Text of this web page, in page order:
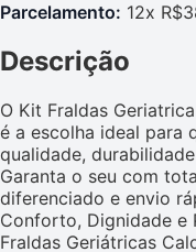
Parcelamento: 12x
Descrição
O Kit Fraldas
é a escolha ideal para
qualidade,
Garanta o seu com
diferenciado e envio
Conforto, Dignidade e
Fraldas Geriátricas